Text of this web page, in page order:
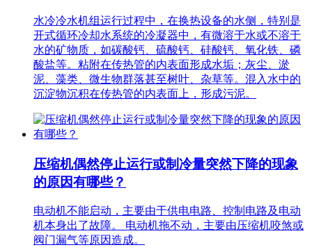
水冷冷水机组运行过程中，在换热设备的水侧，特别是
开式循环冷却水系统的冷凝器中，有微溶于水或不溶于
水的矿物质，如碳酸钙、硫酸钙、硅酸钙、氧化铁、磷
酸盐等。粘附在传热管的内表面形成水垢；灰尘、淤
泥、藻类、微生物群落甚至树叶、杂草等。混入水中的
沉淀物沉积在传热管的内表面上，形成污泥。
压缩机偶然停止运行或制冷量突然下降的现象
的原因有哪些？
电动机不能启动，主要由于供电电路、控制电路及电动
机本身出了故障。 电动机拖不动，主要由压缩机咬煞或
阀门漏气等原因造成。